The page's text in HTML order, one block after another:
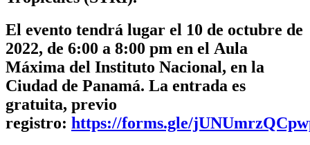
El evento tendrá lugar el 10 de octubre de
2022, de 6:00 a 8:00 pm en el Aula
Máxima del Instituto Nacional, en la
Ciudad de Panamá. La entrada es
gratuita, previo
registro: https://forms.gle/